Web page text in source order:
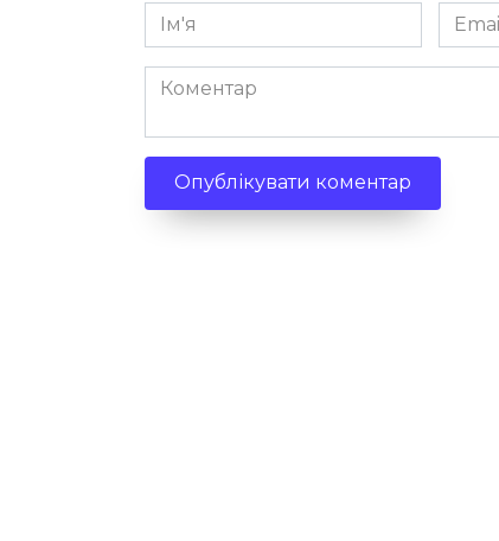
Ім'я
*
Email
*
Коментар